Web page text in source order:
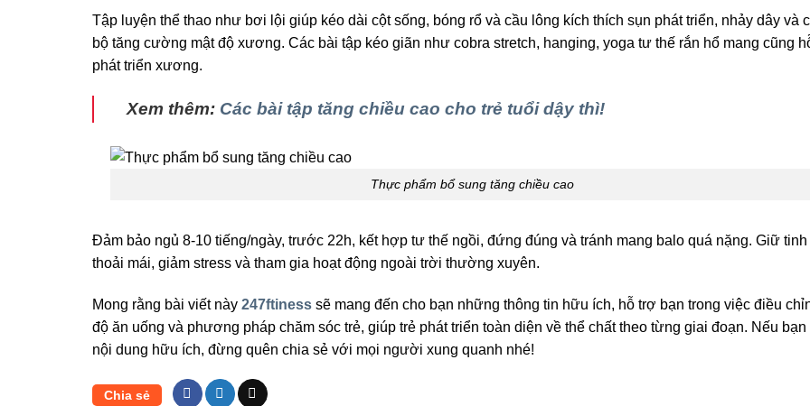
Tập luyện thể thao như bơi lội giúp kéo dài cột sống, bóng rổ và cầu lông kích thích sụn phát triển, nhảy dây và
bộ tăng cường mật độ xương. Các bài tập kéo giãn như cobra stretch, hanging, yoga tư thế rắn hổ mang cũng
phát triển xương.
Xem thêm: Các bài tập tăng chiều cao cho trẻ tuổi dậy thì!
Thực phẩm bổ sung tăng chiều cao
Đảm bảo ngủ 8-10 tiếng/ngày, trước 22h, kết hợp tư thế ngồi, đứng đúng và tránh mang balo quá nặng. Giữ tinh
thoải mái, giảm stress và tham gia hoạt động ngoài trời thường xuyên.
Mong rằng bài viết này 247ftiness sẽ mang đến cho bạn những thông tin hữu ích, hỗ trợ bạn trong việc điều
độ ăn uống và phương pháp chăm sóc trẻ, giúp trẻ phát triển toàn diện về thể chất theo từng giai đoạn. Nếu bạn
nội dung hữu ích, đừng quên chia sẻ với mọi người xung quanh nhé!
Chia sẻ